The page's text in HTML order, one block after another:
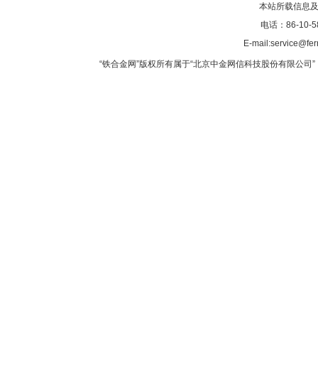
本站所载信息
电话：86-10-
E-
“铁合金网”版权所有属于“北京中金网信科技股份有限公司